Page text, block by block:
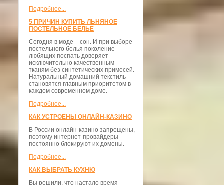
Подробнее...
5 ПРИЧИН КУПИТЬ ЛЬНЯНОЕ
ПОСТЕЛЬНОЕ БЕЛЬЕ
Сегодня в моде – сон. И при выборе
постельного белья поколение
любящих поспать доверяет
исключительно качественным
тканям без синтетических примесей.
Натуральный домашний текстиль
становятся главным приоритетом в
каждом современном доме.
Подробнее...
КАК УСТРОЕНЫ ОНЛАЙН-КАЗИНО
В России онлайн-казино запрещены,
поэтому интернет-провайдеры
постоянно блокируют их домены.
Подробнее...
КАК ВЫБРАТЬ КУХНЮ
Вы решили, что настало время